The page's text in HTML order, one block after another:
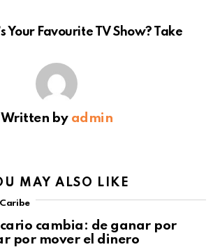
Your Favourite TV Show? Take
Written by admin
MAY ALSO LIKE
cambia: de ganar por
por mover el dinero